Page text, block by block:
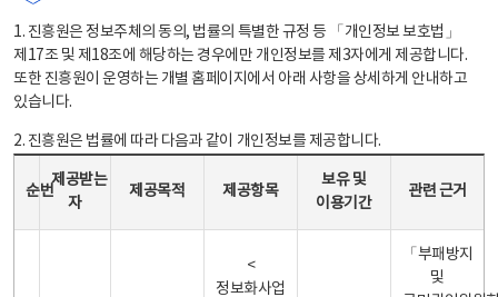
1. 진흥원은 정보주체의 동의, 법률의 특별한 규정 등 「개인정보 보호법」
제17조 및 제18조에 해당하는 경우에만 개인정보를 제3자에게 제공합니다.
또한 진흥원이 운영하는 개별 홈페이지에서 아래 사항을 상세하게 안내하고
있습니다.
2. 진흥원은 법률에 따라 다음과 같이 개인정보를 제공합니다.
순번
제공받는
자
제공목적 제공항목
보유 및
이용기간
관련 근거
<
정보화사업
「부패방지
및